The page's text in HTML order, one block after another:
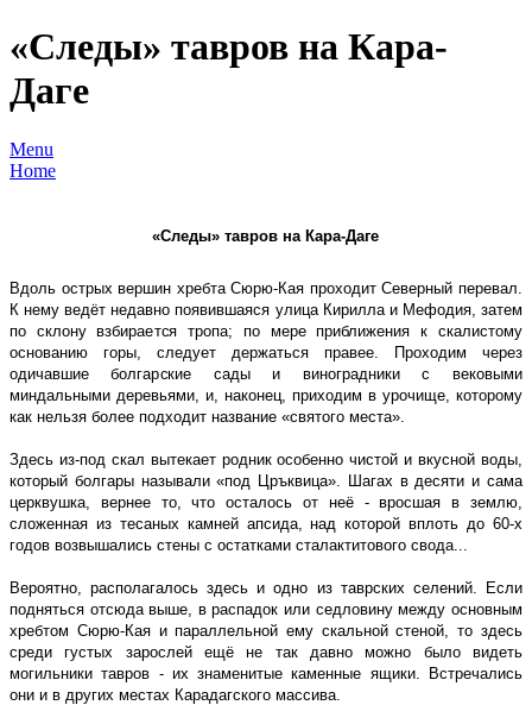
«Следы» тавров на Кара-
Даге
Menu
Home
«Следы» тавров на Кара-Даге
Вдоль острых вершин хребта Сюрю-Кая проходит Северный перевал.
К нему ведёт недавно появившаяся улица Кирилла и Мефодия, затем
по склону взбирается тропа; по мере приближения к скалистому
основанию горы, следует держаться правее. Проходим через
одичавшие болгарские сады и виноградники с вековыми
миндальными деревьями, и, наконец, приходим в урочище, которому
как нельзя более подходит название «святого места».
Здесь из-под скал вытекает родник особенно чистой и вкусной воды,
который болгары называли «под Цръквица». Шагах в десяти и сама
церквушка, вернее то, что осталось от неё - вросшая в землю,
сложенная из тесаных камней апсида, над которой вплоть до 60-х
годов возвышались стены с остатками сталактитового свода...
Вероятно, располагалось здесь и одно из таврских селений. Если
подняться отсюда выше, в распадок или седловину между основным
хребтом Сюрю-Кая и параллельной ему скальной стеной, то здесь
среди густых зарослей ещё не так давно можно было видеть
могильники тавров - их знаменитые каменные ящики. Встречались
они и в других местах Карадагского массива.